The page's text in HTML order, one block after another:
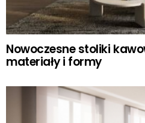
Nowoczesne stoliki
materiały i formy